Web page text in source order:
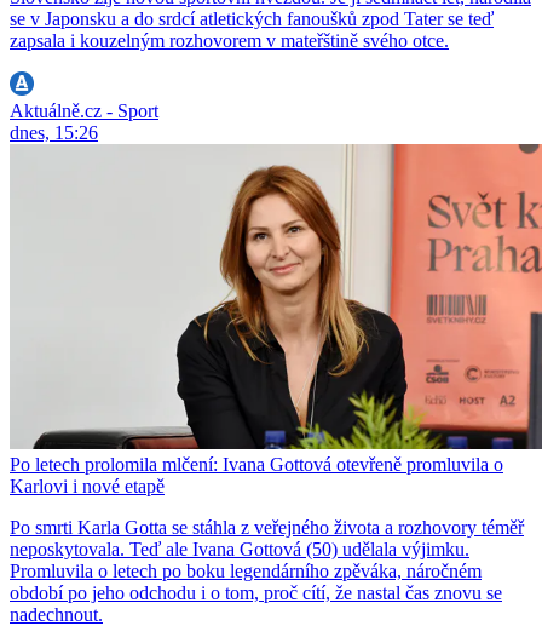
se v Japonsku a do srdcí atletických fanoušků zpod Tater se teď
zapsala i kouzelným rozhovorem v mateřštině svého otce.
Aktuálně.cz - Sport
dnes, 15:26
Po letech prolomila mlčení: Ivana Gottová otevřeně promluvila o
Karlovi i nové etapě
Po smrti Karla Gotta se stáhla z veřejného života a rozhovory téměř
neposkytovala. Teď ale Ivana Gottová (50) udělala výjimku.
Promluvila o letech po boku legendárního zpěváka, náročném
období po jeho odchodu i o tom, proč cítí, že nastal čas znovu se
nadechnout.